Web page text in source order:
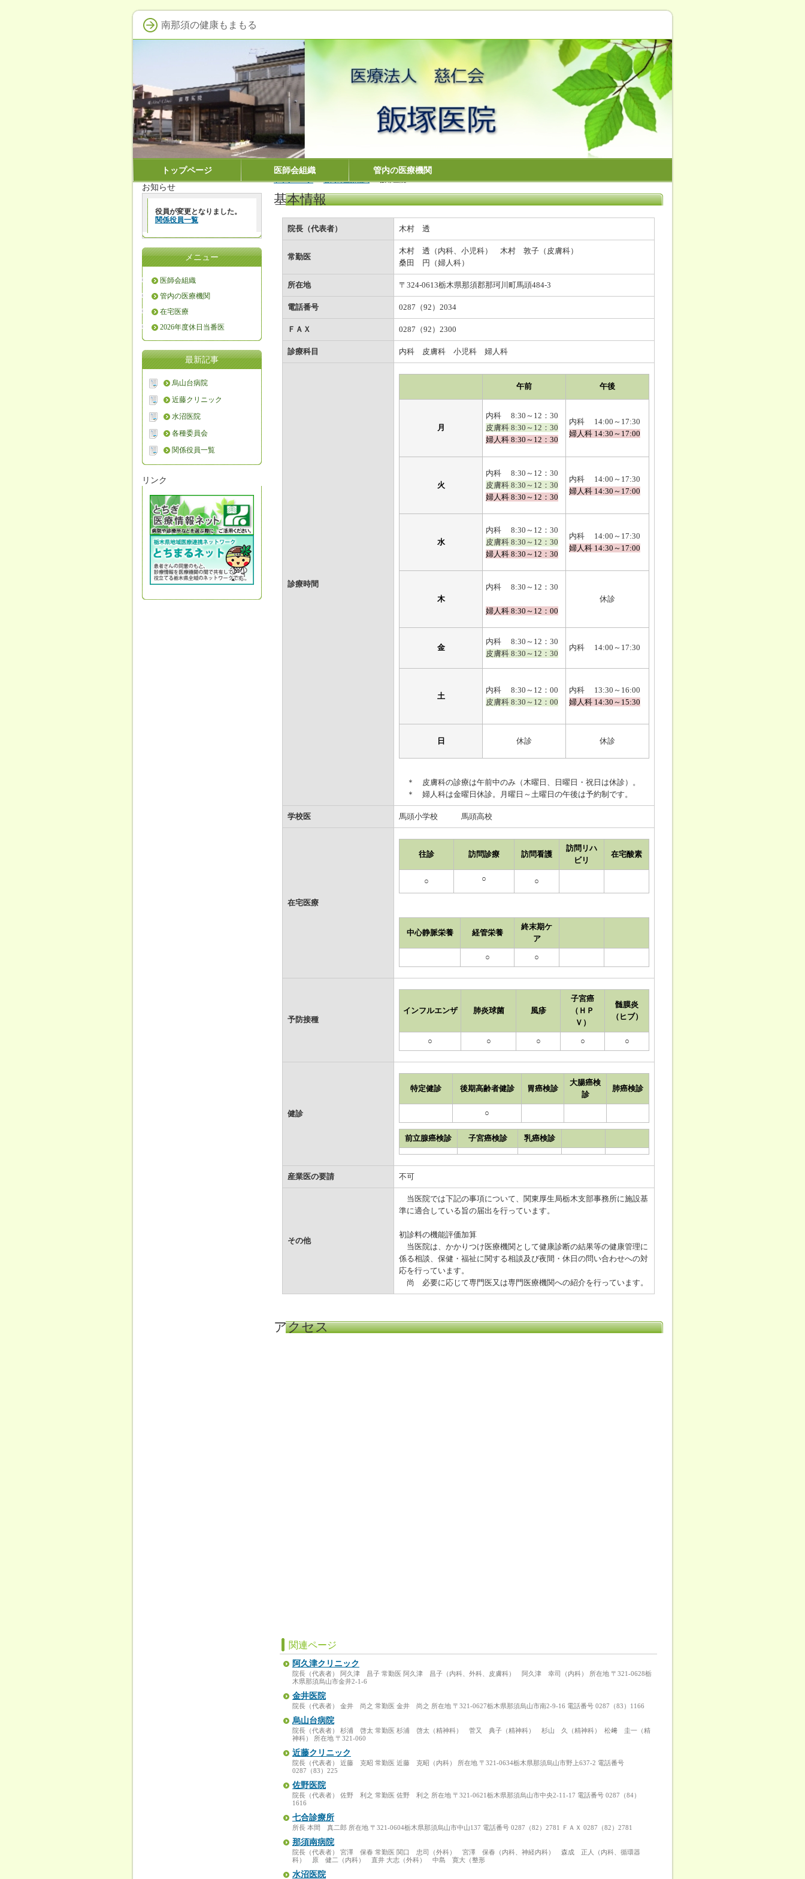
南那須の健康もまもる
トップページ＞管内の医療機関＞飯塚医院
基本情報
院長（代表者） 木村 透
常勤医
木村 透（内科、小児科） 木村 敦子（皮膚科）
桑田 円（婦人科）
所在地 〒324-0613栃木県那須郡那珂川町馬頭484-3
電話番号 0287（92）2034
ＦＡＸ 0287（92）2300
診療科目 内科 皮膚科 小児科 婦人科
診療時間
午前 午後
月
内科 8:30～12：30
皮膚科 8:30～12：30
婦人科 8:30～12：30
内科 14:00～17:30
婦人科 14:30～17:00
火
内科 8:30～12：30
皮膚科 8:30～12：30
婦人科 8:30～12：30
内科 14:00～17:30
婦人科 14:30～17:00
水
内科 8:30～12：30
皮膚科 8:30～12：30
婦人科 8:30～12：30
内科 14:00～17:30
婦人科 14:30～17:00
木
内科 8:30～12：30
婦人科 8:30～12：00
休診
金
内科 8:30～12：30
皮膚科 8:30～12：30
内科 14:00～17:30
土
内科 8:30～12：00
皮膚科 8:30～12：00
内科 13:30～16:00
婦人科 14:30～15:30
日 休診 休診
＊ 皮膚科の診療は午前中のみ（木曜日、日曜日・祝日は休診）。
＊ 婦人科は金曜日休診。月曜日～土曜日の午後は予約制です。
学校医 馬頭小学校 馬頭高校
在宅医療
往診 訪問診療 訪問看護
訪問リハ
ビリ
在宅酸素
○ ○ ○
中心静脈栄養 経管栄養
終末期ケ
ア
○ ○
予防接種
インフルエンザ 肺炎球菌 風疹
子宮癌
（ＨＰ
Ｖ）
髄膜炎
（ヒブ）
○ ○ ○ ○ ○
健診
特定健診 後期高齢者健診 胃癌検診
大腸癌検
診
肺癌検診
○
前立腺癌検診 子宮癌検診 乳癌検診
産業医の要請 不可
その他
当医院では下記の事項について、関東厚生局栃木支部事務所に施設基
準に適合している旨の届出を行っています。
初診料の機能評価加算
当医院は、かかりつけ医療機関として健康診断の結果等の健康管理に
係る相談、保健・福祉に関する相談及び夜間・休日の問い合わせへの対
応を行っています。
尚 必要に応じて専門医又は専門医療機関への紹介を行っています。
アクセス
関連ページ
阿久津クリニック
院長（代表者） 阿久津 昌子 常勤医 阿久津 昌子（内科、外科、皮膚科） 阿久津 幸司（内科） 所在地 〒321-0628栃
木県那須烏山市金井2-1-6
金井医院
院長（代表者） 金井 尚之 常勤医 金井 尚之 所在地 〒321-0627栃木県那須烏山市南2-9-16 電話番号 0287（83）1166
烏山台病院
院長（代表者） 杉浦 啓太 常勤医 杉浦 啓太（精神科） 菅又 典子（精神科） 杉山 久（精神科） 松﨑 圭一（精
神科） 所在地 〒321-060
近藤クリニック
院長（代表者） 近藤 克昭 常勤医 近藤 克昭（内科） 所在地 〒321-0634栃木県那須烏山市野上637-2 電話番号
0287（83）225
佐野医院
院長（代表者） 佐野 利之 常勤医 佐野 利之 所在地 〒321-0621栃木県那須烏山市中央2-11-17 電話番号 0287（84）
1616
七合診療所
所長 本間 真二郎 所在地 〒321-0604栃木県那須烏山市中山137 電話番号 0287（82）2781 ＦＡＸ 0287（82）2781
那須南病院
院長（代表者） 宮澤 保春 常勤医 関口 忠司（外科） 宮澤 保春（内科、神経内科） 森成 正人（内科、循環器
科） 原 健二（内科） 直井 大志（外科） 中島 寛大（整形
水沼医院
お知らせ
役員が変更となりました。
関係役員一覧
メニュー
医師会組織
管内の医療機関
在宅医療
2026年度休日当番医
最新記事
烏山台病院
近藤クリニック
水沼医院
各種委員会
関係役員一覧
リンク
トップページ 医師会組織 管内の医療機関